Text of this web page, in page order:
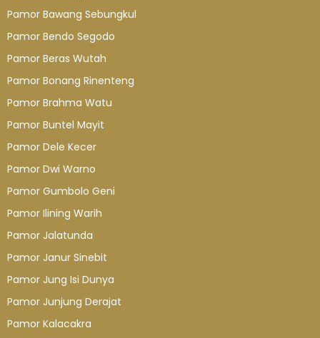
Pamor Bawang Sebungkul
Pamor Bendo Segodo
Pamor Beras Wutah
Pamor Bonang Rinenteng
Pamor Brahma Watu
Pamor Buntel Mayit
Pamor Dele Kecer
Pamor Dwi Warno
Pamor Gumbolo Geni
Pamor Ilining Warih
Pamor Jalatunda
Pamor Janur Sinebit
Pamor Jung Isi Dunya
Pamor Junjung Derajat
Pamor Kalacakra